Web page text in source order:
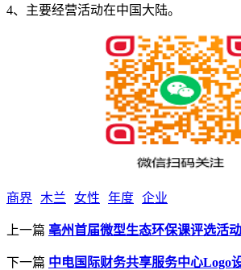
4、主要经营活动在中国大陆。
商界 木兰 女性 年度 企业
上一篇 亳州首届微型生态环保课评选活动
下一篇 中电国际财务共享服务中心Logo